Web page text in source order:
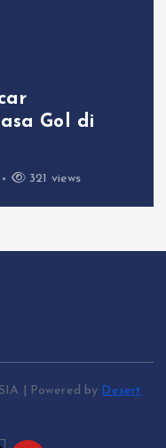
Gol di
321 views
| Powered by Desert